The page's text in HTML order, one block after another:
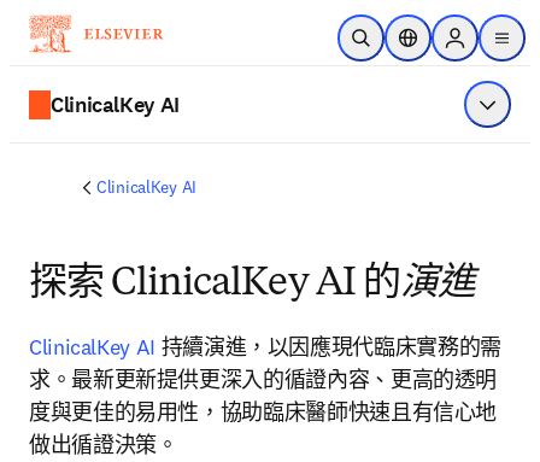
跳到主要內容
公開搜尋位置選擇器Sign in to
menu
ClinicalKey AI 顯示選
ClinicalKey AI
探索 ClinicalKey AI 的演進
ClinicalKey AI 持續演進，以因應現代臨床實務的需
求。最新更新提供更深入的循證內容、更高的透明
度與更佳的易用性，協助臨床醫師快速且有信心地
做出循證決策。